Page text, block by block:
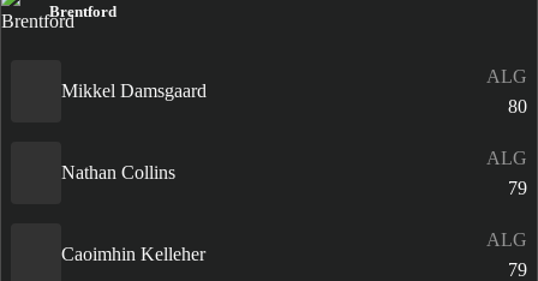
Brentford
Mikkel Damsgaard
ALG
80
Nathan Collins
ALG
79
Caoimhin Kelleher
ALG
79